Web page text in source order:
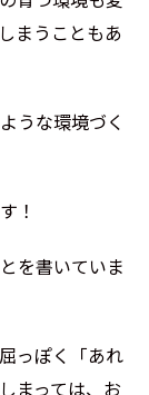
まうこともあ
うな環境づく
！
を書いていま
っぽく「あれ
まっては、お